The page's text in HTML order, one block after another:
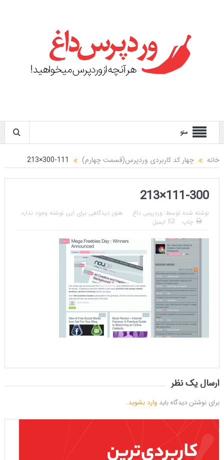
منو
خانه چهار کد کاربردی وردپرس(قسمت چهارم) 111-300×213
111-300×213
نوشته شده توسط: وردپرس داغ
هنوز دیدگاهی برای این نوشته وجود ندارد
چاپ
ایمیل
ارسال یک نظر
برای نوشتن دیدگاه باید وارد بشوید.